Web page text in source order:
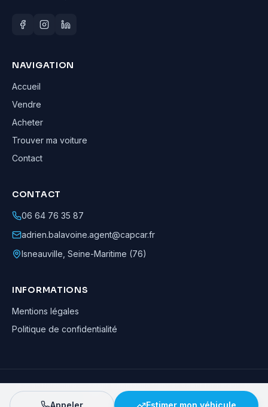
NAVIGATION
Accueil
Vendre
Acheter
Trouver ma voiture
Contact
CONTACT
06 64 76 35 87
adrien.balavoine.agent@capcar.fr
Isneauville Seine-Maritime (76)
INFORMATIONS
Mentions légales
Politique de confidentialité
Adrien Balavoine—Agent automobile CapCar, Agent formateur· ©
· Tous droits réservés
Appeler Estimer mon véhicule